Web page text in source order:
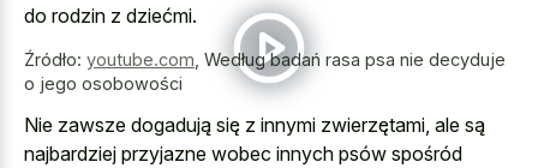
do rodzin z dziećmi.
Źródło: youtube.com Według badań rasa psa nie decyduje
o jego osobowości
Nie zawsze dogadują się z innymi zwierzętami, ale są
najbardziej przyjazne wobec innych psów spośród